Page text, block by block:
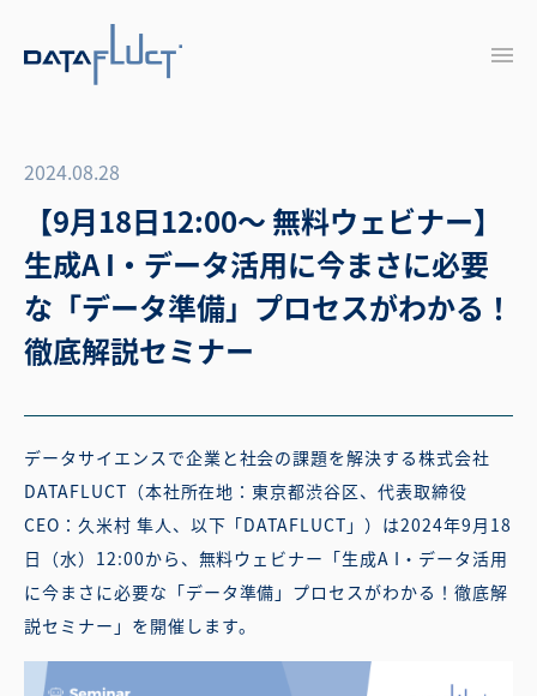
2024.08.28
【9月18日12:00〜 無料ウェビナー】
生成A I・データ活用に今まさに必要
な「データ準備」プロセスがわかる！
徹底解説セミナー
データサイエンスで企業と社会の課題を解決する株式会社
DATAFLUCT（本社所在地：東京都渋谷区、代表取締役
CEO：久米村 隼人、以下「DATAFLUCT」）は2024年9月18
日（水）12:00から、無料ウェビナー「生成A I・データ活用
に今まさに必要な「データ準備」プロセスがわかる！徹底解
説セミナー」を開催します。